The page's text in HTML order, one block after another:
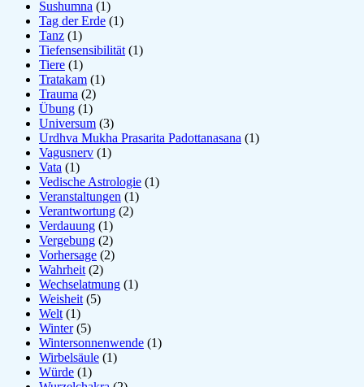
Sushumna (1)
Tag der Erde (1)
Tanz (1)
Tiefensensibilität (1)
Tiere (1)
Tratakam (1)
Trauma (2)
Übung (1)
Universum (3)
Urdhva Mukha Prasarita Padottanasana (1)
Vagusnerv (1)
Vata (1)
Vedische Astrologie (1)
Veranstaltungen (1)
Verantwortung (2)
Verdauung (1)
Vergebung (2)
Vorhersage (2)
Wahrheit (2)
Wechselatmung (1)
Weisheit (5)
Welt (1)
Winter(5)
Wintersonnenwende (1)
Wirbelsäule (1)
Würde (1)